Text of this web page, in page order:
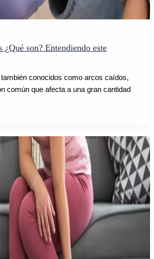
¿Qué son? Entendiendo este
también conocidos como arcos caídos,
común que afecta a una gran cantidad